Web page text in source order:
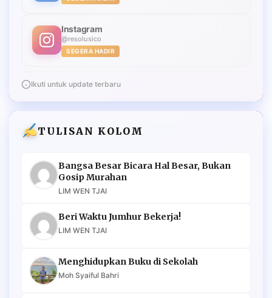
Instagram
@resolusico
SEGERA HADIR
Ikuti untuk update terbaru
TULISAN KOLOM
Bangsa Besar Bicara Hal Besar, Bukan
Gosip Murahan
LIM WEN TJAI
Beri Waktu Jumhur Bekerja!
LIM WEN TJAI
Menghidupkan Buku di Sekolah
Moh Syaiful Bahri